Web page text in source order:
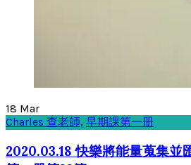
18 Mar
Charles 查老師, 早期課第一册
2020.03.18 快樂將能量蒐集並